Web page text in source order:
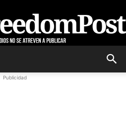
Publicidad